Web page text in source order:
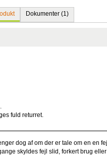
Dokumenter (1)
fuld returret.
dog af om der er tale om en en
skyldes fejl slid, forkert brug